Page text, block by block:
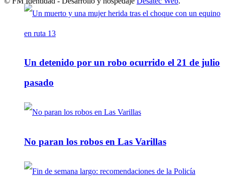
Un detenido por un robo ocurrido el 21 de julio
pasado
No paran los robos en Las Varillas